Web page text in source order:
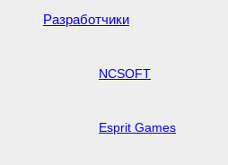
Разработчики
NCSOFT
Esprit Games